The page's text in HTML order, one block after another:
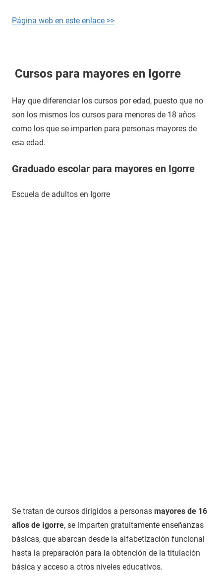
Página web en este enlace >>
Cursos para mayores en Igorre
Hay que diferenciar los cursos por edad, puesto que no
son los mismos los cursos para menores de 18 años
como los que se imparten para personas mayores de
esa edad.
Graduado escolar para mayores en Igorre
Escuela de adultos en Igorre
Se tratan de cursos dirigidos a personas mayores de 16
años de Igorre, se imparten gratuitamente enseñanzas
básicas, que abarcan desde la alfabetización funcional
hasta la preparación para la obtención de la titulación
básica y acceso a otros niveles educativos.